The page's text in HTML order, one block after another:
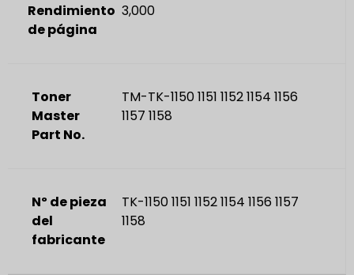
Rendimiento
de página
3,000
Toner
Master
Part No.
TM-TK-1150 1151 1152 1154 1156
1157 1158
Nº de pieza
del
fabricante
TK-1150 1151 1152 1154 1156 1157
1158